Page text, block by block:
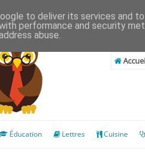
Éducation Lettres Cuisine
to deliver its services and
performance and security
abuse.